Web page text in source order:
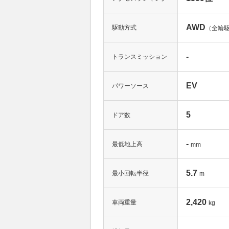
駆動方式 AWD （全輪
トランスミッション -
パワーソース EV
ドア数 5
最低地上高 - mm
最小回転半径 5.7 m
車両重量 2,420 kg